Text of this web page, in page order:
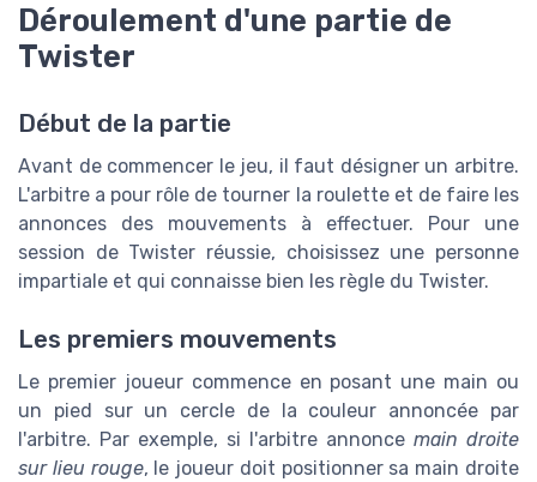
Déroulement d'une partie de
Twister
Début de la partie
Avant de commencer le jeu, il faut désigner un arbitre.
L'arbitre a pour rôle de tourner la roulette et de faire les
annonces des mouvements à effectuer. Pour une
session de Twister réussie, choisissez une personne
impartiale et qui connaisse bien les règle du Twister.
Les premiers mouvements
Le premier joueur commence en posant une main ou
un pied sur un cercle de la couleur annoncée par
l'arbitre. Par exemple, si l'arbitre annonce main droite
sur lieu rouge, le joueur doit positionner sa main droite